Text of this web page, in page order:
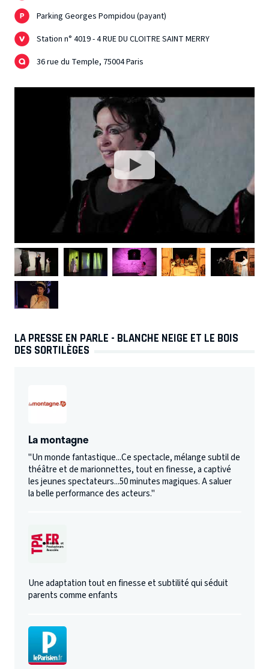
Parking Georges Pompidou (payant)
Station n° 4019 - 4 RUE DU CLOITRE SAINT MERRY
36 rue du Temple, 75004 Paris
LA PRESSE EN PARLE - BLANCHE NEIGE ET LE BOIS
DES SORTILÈGES
La montagne
"Un monde fantastique...Ce spectacle, mélange subtil de
théâtre et de marionnettes, tout en finesse, a captivé
les jeunes spectateurs...50 minutes magiques. A saluer
la belle performance des acteurs."
Une adaptation tout en finesse et subtilité qui séduit
parents comme enfants